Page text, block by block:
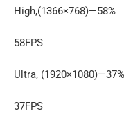
High,(1366×768)—58%
58FPS
Ultra, (1920×1080)—37%
37FPS